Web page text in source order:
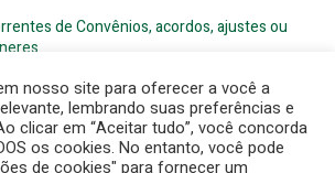
de Convênios, acordos, ajustes ou
nosso site para oferecer a você a
lembrando suas preferências e
clicar em “Aceitar tudo”, você concorda
os cookies. No entanto, você pode
de cookies" para fornecer um